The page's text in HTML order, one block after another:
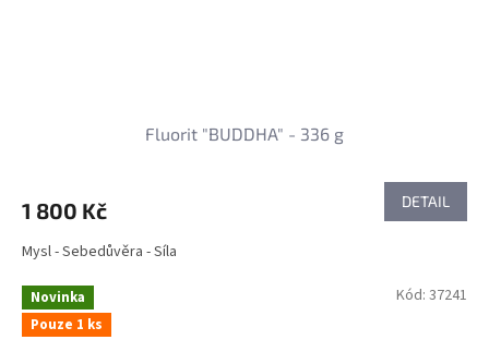
Fluorit "BUDDHA" - 336 g
1 800 Kč DETAIL
Mysl - Sebedůvěra - Síla
Novinka
Pouze 1 ks
Kód: 37241